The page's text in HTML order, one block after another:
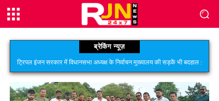
ब्रेकिंग न्यूज़
ट्रिपल इंजन सरकार में विधानसभा अध्यक्ष के निर्वाचन मुख्यालय की सड़कें भी बदहाल :
जितेन्द्र मुदलियार